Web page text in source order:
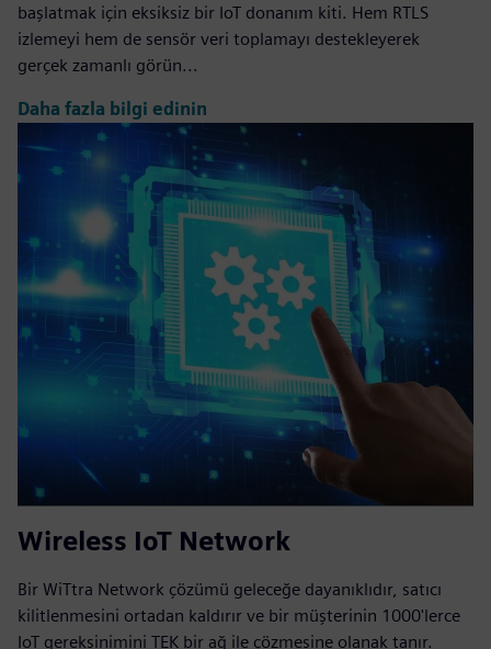
başlatmak için eksiksiz bir IoT donanım kiti. Hem RTLS
izlemeyi hem de sensör veri toplamayı destekleyerek
gerçek zamanlı görün...
Daha fazla bilgi edinin
Wireless IoT Network
Bir WiTtra Network çözümü geleceğe dayanıklıdır, satıcı
kilitlenmesini ortadan kaldırır ve bir müşterinin 1000'lerce
IoT gereksinimini TEK bir ağ ile çözmesine olanak tanır.